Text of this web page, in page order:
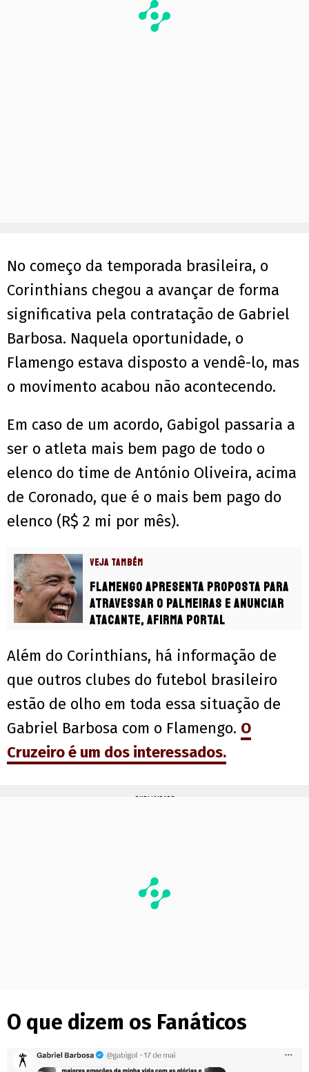
No começo da temporada brasileira, o
Corinthians chegou a avançar de forma
significativa pela contratação de Gabriel
Barbosa. Naquela oportunidade, o
Flamengo estava disposto a vendê-lo, mas
o movimento acabou não acontecendo.
Em caso de um acordo, Gabigol passaria a
ser o atleta mais bem pago de todo o
elenco do time de António Oliveira, acima
de Coronado, que é o mais bem pago do
elenco (R$ 2 mi por mês).
VEJA TAMBÉM
Flamengo apresenta proposta para
atravessar o Palmeiras e anunciar
atacante, afirma portal
Além do Corinthians, há informação de
que outros clubes do futebol brasileiro
estão de olho em toda essa situação de
Gabriel Barbosa com o Flamengo. O
Cruzeiro é um dos interessados.
PUBLICIDADE
O que dizem os Fanáticos